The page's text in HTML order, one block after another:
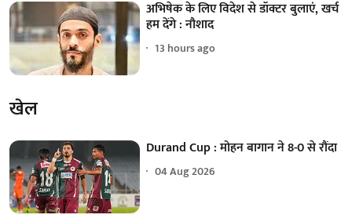
अभिषेक के लिए विदेश से डॉक्टर बुलाएं, खर्च
हम देंगे : नौशाद
13 hours ago
खेल
Durand Cup : मोहन बागान ने 8-0 से रौंदा
04 Aug 2026